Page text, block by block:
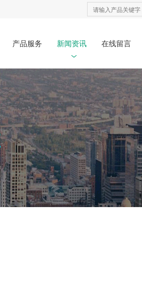
产品服务 新闻资讯 在线留言